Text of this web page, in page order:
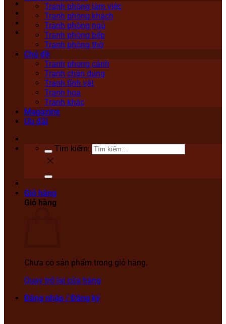
Tranh phòng làm việc
Tranh phòng khách
Tranh phòng ngủ
Tranh phòng bếp
Tranh phòng thờ
Chủ đề
Tranh phong cảnh
Tranh chân dung
Tranh tĩnh vật
Tranh hoa
Tranh khác
Magazine
Ưu đãi
Tìm kiếm:
Giỏ hàng
Giỏ hàng
Chưa có sản phẩm trong giỏ hàng.
Quay trở lại cửa hàng
Đăng nhập / Đăng ký